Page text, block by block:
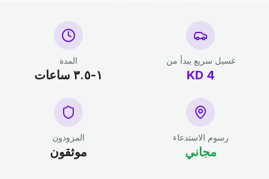
غسيل سريع يبدأ من
4
KD
المدة
١-٣.٥ ساعات
رسوم الاستدعاء
مجاني
المزودون
موثقون